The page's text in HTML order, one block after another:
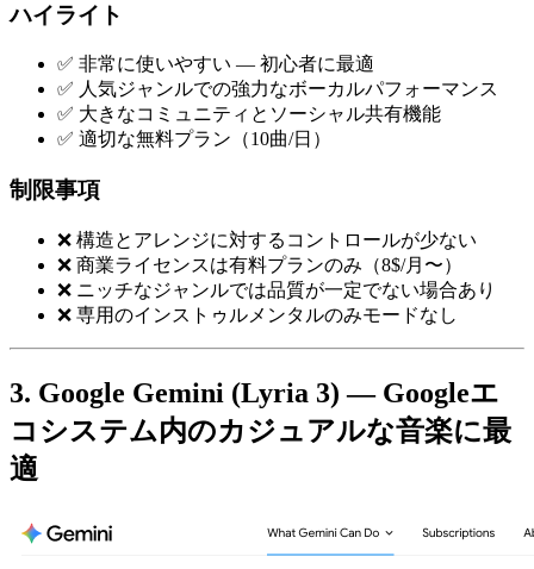
ハイライト
✅ 非常に使いやすい — 初心者に最適
✅ 人気ジャンルでの強力なボーカルパフォーマンス
✅ 大きなコミュニティとソーシャル共有機能
✅ 適切な無料プラン（10曲/日）
制限事項
❌ 構造とアレンジに対するコントロールが少ない
❌ 商業ライセンスは有料プランのみ（8$/月〜）
❌ ニッチなジャンルでは品質が一定でない場合あり
❌ 専用のインストゥルメンタルのみモードなし
3. Google Gemini (Lyria 3) — Googleエ
コシステム内のカジュアルな音楽に最
適